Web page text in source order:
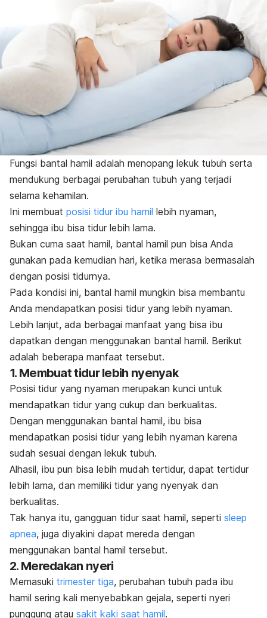
Fungsi bantal hamil adalah menopang lekuk tubuh serta
mendukung berbagai perubahan tubuh yang terjadi
selama kehamilan.
Ini membuat posisi tidur ibu hamil lebih nyaman,
sehingga ibu bisa tidur lebih lama.
Bukan cuma saat hamil, bantal hamil pun bisa Anda
gunakan pada kemudian hari, ketika merasa bermasalah
dengan posisi tidurnya.
Pada kondisi ini, bantal hamil mungkin bisa membantu
Anda mendapatkan posisi tidur yang lebih nyaman.
Lebih lanjut, ada berbagai manfaat yang bisa ibu
dapatkan dengan menggunakan bantal hamil. Berikut
adalah beberapa manfaat tersebut.
1. Membuat tidur lebih nyenyak
Posisi tidur yang nyaman merupakan kunci untuk
mendapatkan tidur yang cukup dan berkualitas.
Dengan menggunakan bantal hamil, ibu bisa
mendapatkan posisi tidur yang lebih nyaman karena
sudah sesuai dengan lekuk tubuh.
Alhasil, ibu pun bisa lebih mudah tertidur, dapat tertidur
lebih lama, dan memiliki tidur yang nyenyak dan
berkualitas.
Tak hanya itu, gangguan tidur saat hamil, seperti sleep
apnea, juga diyakini dapat mereda dengan
menggunakan bantal hamil tersebut.
2. Meredakan nyeri
Memasuki trimester tiga, perubahan tubuh pada ibu
hamil sering kali menyebabkan gejala, seperti nyeri
punggung atau sakit kaki saat hamil.